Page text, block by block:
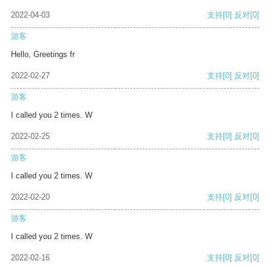
2022-04-03 支持[0] 反对[0]
游客
Hello, Greetings fr
2022-02-27 支持[0] 反对[0]
游客
I called you 2 times. W
2022-02-25 支持[0] 反对[0]
游客
I called you 2 times. W
2022-02-20 支持[0] 反对[0]
游客
I called you 2 times. W
2022-02-16 支持[0] 反对[0]